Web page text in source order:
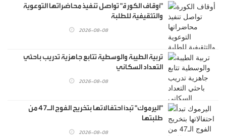
"أوقاف الكورة" تواصل تنفيذ محاضراتها التوعوية
والتثقيفية للطلبة
2026-08-08
تربية الطيبة والوسطية تتابع جاهزية تدريب باحثي
التعداد السكاني
2026-08-08
"اليرموك" تبدأ احتفالاتها بتخريج الفوج الـ47 من
طلبتها
2026-08-08